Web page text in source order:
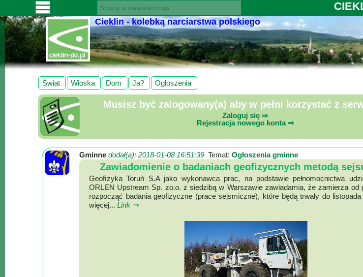
SERWISY
CIEKLIN-
SKI.PL
Wiadomości
Fotorelacja
Cieklin - kolebką narciarstwa polskiego
Świat Wioska Dom Ja? Ogloszenia
Musisz być zalogowany(a) aby w pełni korzystać z
Zaloguj się ⇒
Rejestracja nowego konta ⇒
Gminne dodał(a): 2018-01-08 16:51:39 Temat: Ogłoszenia gminne
Zawiadomienie o badaniach geofizycznych metodą
Geoﬁzyka Toruń S.A jako wykonawca prac, na podstawie pełnomocnictwa
ORLEN Upstream Sp. zo.o. z siedzibą w Warszawie zawiadamia, że zamierza od
rozpocząć badania geofizyczne (prace sejsmiczne), które będą trwały do
więcej... Link ⇒